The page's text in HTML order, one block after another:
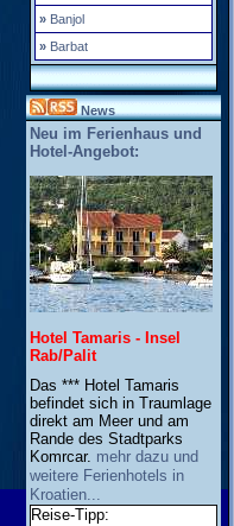
» Banjol
» Barbat
News
Neu im Ferienhaus und
Hotel-Angebot:
Hotel Tamaris - Insel
Rab/Palit
Das *** Hotel Tamaris
befindet sich in Traumlage
direkt am Meer und am
Rande des Stadtparks
Komrcar. mehr dazu und
weitere Ferienhotels in
Kroatien...
Reise-Tipp: